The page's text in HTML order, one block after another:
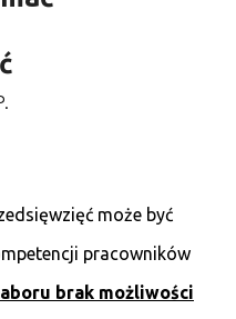
może być
pracowników
brak możliwości